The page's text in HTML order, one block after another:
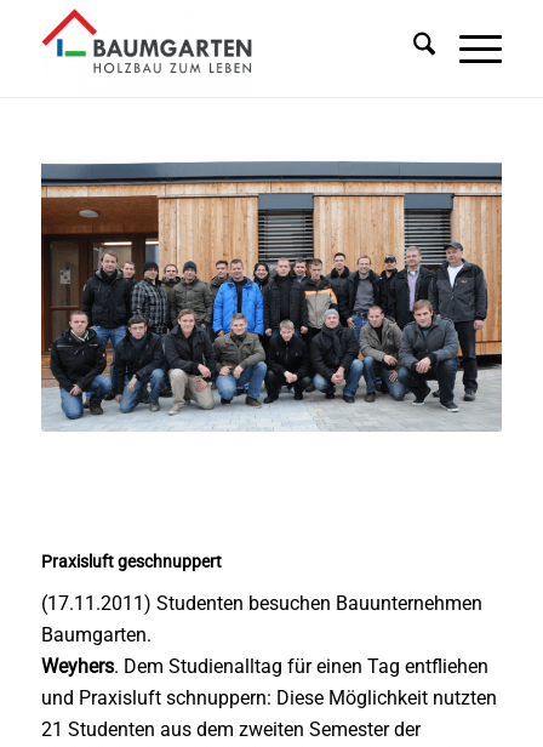
Praxisluft geschnuppert
(17.11.2011) Studenten besuchen Bauunternehmen
Baumgarten.
Weyhers. Dem Studienalltag für einen Tag entfliehen
und Praxisluft schnuppern: Diese Möglichkeit nutzten
21 Studenten aus dem zweiten Semester der